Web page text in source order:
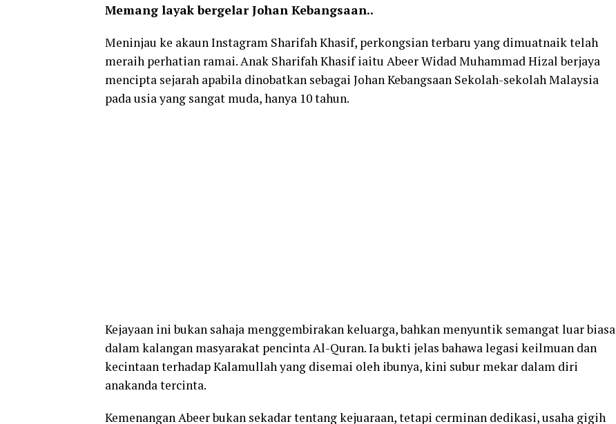
Memang layak bergelar Johan Kebangsaan..
Meninjau ke akaun Instagram Sharifah Khasif, perkongsian terbaru yang dimuatnaik telah
meraih perhatian ramai. Anak Sharifah Khasif iaitu Abeer Widad Muhammad Hizal berjaya
mencipta sejarah apabila dinobatkan sebagai Johan Kebangsaan Sekolah-sekolah Malaysia
pada usia yang sangat muda, hanya 10 tahun.
Kejayaan ini bukan sahaja menggembirakan keluarga, bahkan menyuntik semangat luar biasa
dalam kalangan masyarakat pencinta Al-Quran. Ia bukti jelas bahawa legasi keilmuan dan
kecintaan terhadap Kalamullah yang disemai oleh ibunya, kini subur mekar dalam diri
anakanda tercinta.
Kemenangan Abeer bukan sekadar tentang kejuaraan, tetapi cerminan dedikasi, usaha gigih